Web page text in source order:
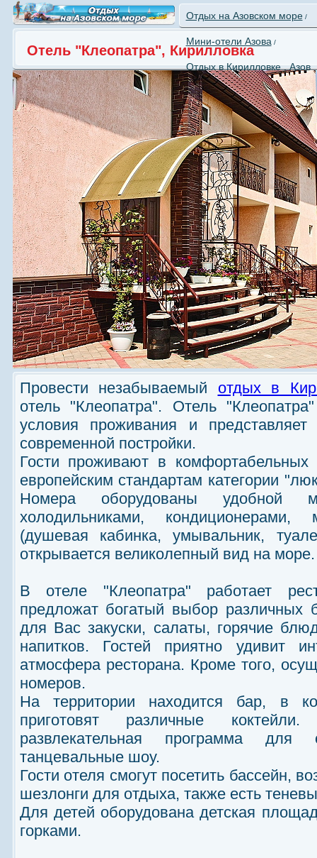
Отдых на Азовском море/
Мини-отели Азова /
Отдых в Кирилловке , Азов
Отель "Клеопатра", Кирилловка
Провести незабываемый отдых в
отель "Клеопатра". Отель
условия проживания и
современной постройки.
Гости проживают в
европейским стандартам категории
Номера оборудованы удобной
холодильниками, кондиционерами,
(душевая кабинка, умывальник,
открывается великолепный вид на море.
В отеле "Клеопатра" работает
предложат богатый выбор
для Вас закуски, салаты, горячие
напитков. Гостей приятно удивит
атмосфера ресторана. Кроме того,
номеров.
На территории находится бар, в
приготовят различные
развлекательная программа для
танцевальные шоу.
Гости отеля смогут посетить бассейн,
шезлонги для отдыха, также есть
Для детей оборудована детская
горками.